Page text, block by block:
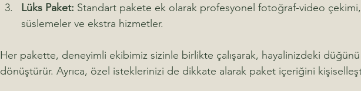
Lüks Paket: Standart pakete ek olarak profesyonel fotoğraf-video
süslemeler ve ekstra hizmetler.
Her pakette, deneyimli ekibimiz sizinle birlikte çalışarak, hayalinizdeki
dönüştürür. Ayrıca, özel isteklerinizi de dikkate alarak paket içeriğini